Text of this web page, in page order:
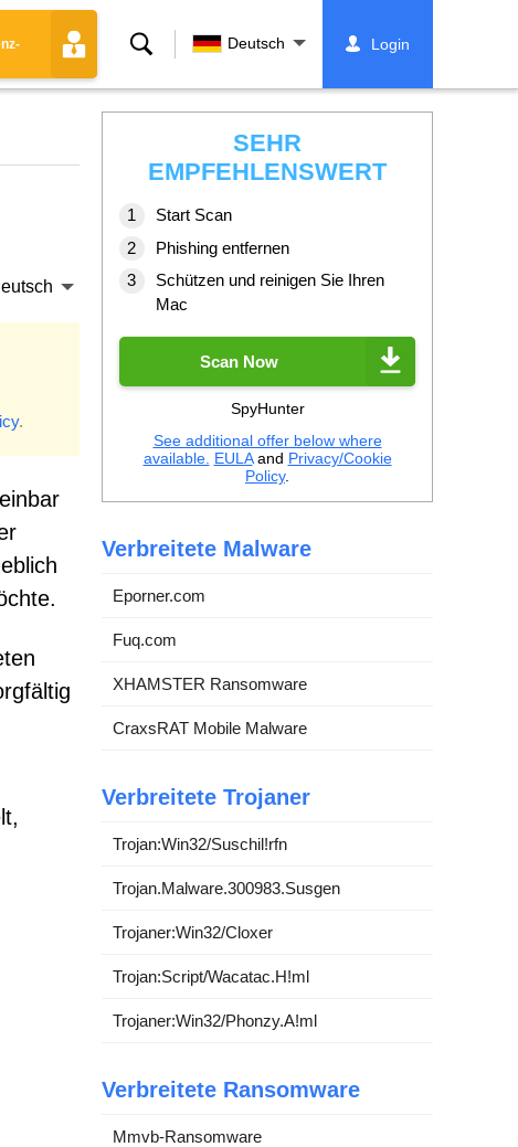
Suche Deutsch Login
.
SEHR
EMPFEHLENSWERT
Start Scan
Phishing entfernen
Schützen und reinigen Sie Ihren
Mac
Scan Now
SpyHunter
See additional offer below where
available. EULAand Privacy/Cookie
Policy.
Verbreitete Malware
Eporner.com
Fuq.com
XHAMSTER Ransomware
CraxsRAT Mobile Malware
Verbreitete Trojaner
Trojan:Win32/Suschil!rfn
Trojan.Malware.300983.Susgen
Trojaner:Win32/Cloxer
Trojan:Script/Wacatac.H!ml
Trojaner:Win32/Phonzy.A!ml
Verbreitete Ransomware
Mmvb-Ransomware